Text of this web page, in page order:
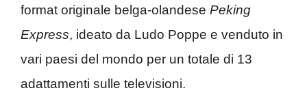
format originale belga-olandese Peking
Express, ideato da Ludo Poppe e venduto in
vari paesi del mondo per un totale di 13
adattamenti sulle televisioni.